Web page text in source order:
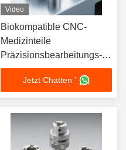
Video
Biokompatible CNC-
Medizinteile
Präzisionsbearbeitungs-
Komponenten Lieferant
Jetzt Chatten '